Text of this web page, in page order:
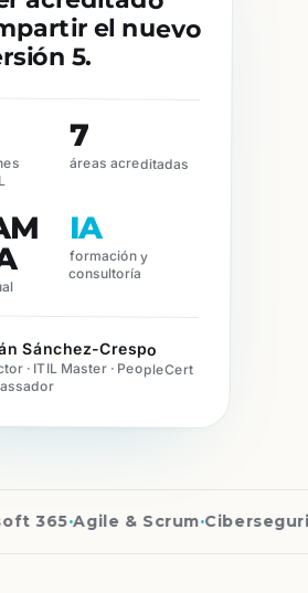
el nuevo
5.
7
áreas acreditadas
IA
formación y
consultoría
Sánchez-Crespo
· ITIL Master · PeopleCert
·Agile & Scrum·Ciberseguridad